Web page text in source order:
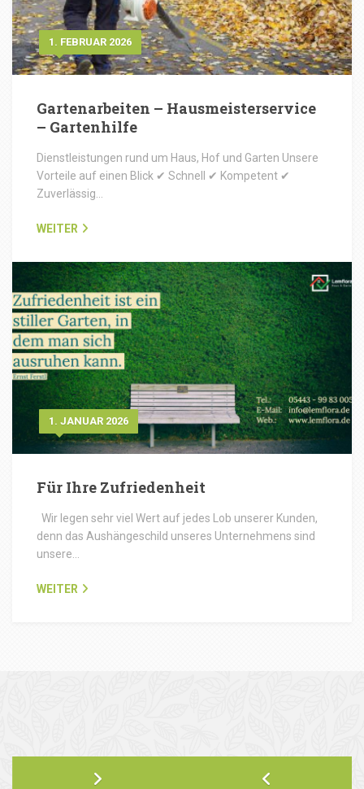
1. FEBRUAR 2026
Gartenarbeiten – Hausmeisterservice
– Gartenhilfe
Dienstleistungen rund um Haus, Hof und Garten Unsere
Vorteile auf einen Blick ✔ Schnell ✔ Kompetent ✔
Zuverlässig…
WEITER
1. JANUAR 2026
Für Ihre Zufriedenheit
Wir legen sehr viel Wert auf jedes Lob unserer Kunden,
denn das Aushängeschild unseres Unternehmens sind
unsere…
WEITER